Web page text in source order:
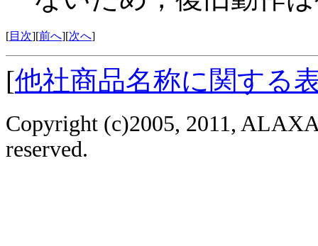
[目次][前へ][次へ]
[他社商品名称に関する
Copyright (c)2005, 2011,
reserved.